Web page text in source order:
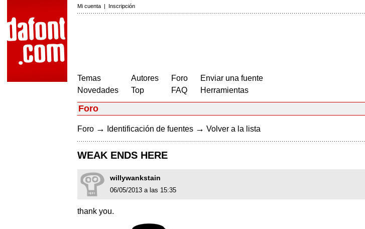
Mi cuenta | Inscripción
Temas
Novedades
Autores
Top
Foro
FAQ
Enviar una fuente
Herramientas
Foro
Foro → Identificación de fuentes → Volver a la lista
WEAK ENDS HERE
willywankstain
06/05/2013 a las 15:35
thank you.